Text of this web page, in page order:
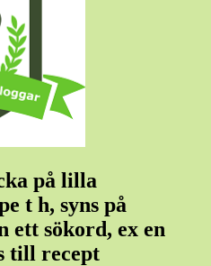
på lilla
t h, syns på
ett sökord, ex en
till recept